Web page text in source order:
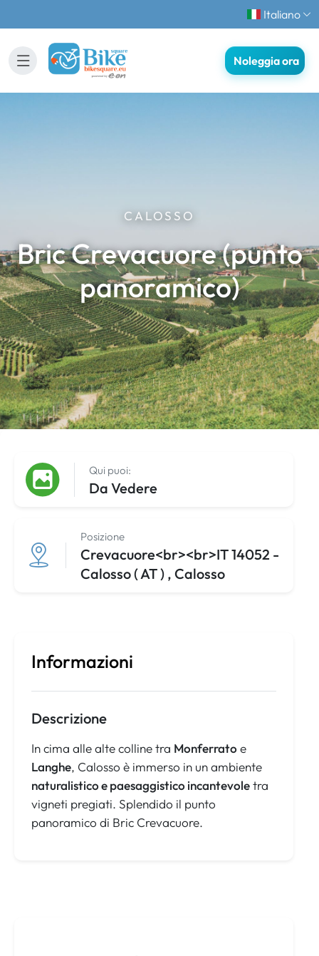
Italiano
Noleggia ora
CALOSSO
Bric Crevacuore (punto
panoramico)
Qui puoi:
Da Vedere
Posizione
Crevacuore<br><br>IT 14052 -
Calosso ( AT ) , Calosso
Informazioni
Descrizione
In cima alle alte colline tra Monferratoe
Langhe, Calosso è immerso in un ambiente
naturalistico e paesaggistico incantevoletra
vigneti pregiati. Splendido il punto
panoramico di Bric Crevacuore.